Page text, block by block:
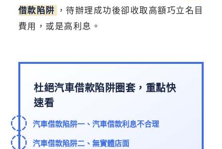
借款陷阱 ，待辦理成功後卻收取高額巧立名目
費用，或是高利息。
杜絕汽車借款陷阱圈套，重點快
速看
汽車借款陷阱一、汽車借款利息不合理
汽車借款陷阱二、無實體店面